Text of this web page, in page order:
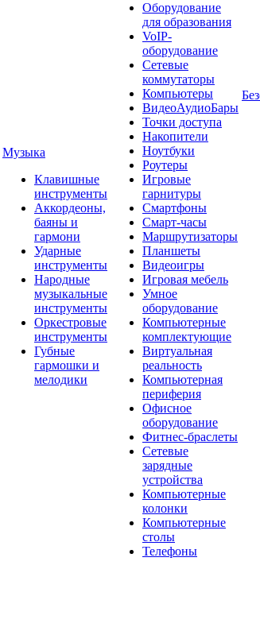
Музыка
Клавишные
инструменты
Аккордеоны,
баяны и
гармони
Ударные
инструменты
Народные
музыкальные
инструменты
Оркестровые
инструменты
Губные
гармошки и
мелодики
Оборудование
для образования
VoIP-
оборудование
Сетевые
коммутаторы
Компьютеры
ВидеоАудиоБары
Точки доступа
Накопители
Ноутбуки
Роутеры
Игровые
гарнитуры
Смартфоны
Смарт-часы
Маршрутизаторы
Планшеты
Видеоигры
Игровая мебель
Умное
оборудование
Компьютерные
комплектующие
Виртуальная
реальность
Компьютерная
периферия
Офисное
оборудование
Фитнес-браслеты
Сетевые
зарядные
устройства
Компьютерные
колонки
Компьютерные
столы
Телефоны